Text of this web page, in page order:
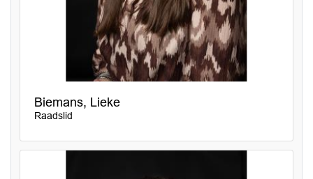
Biemans, Lieke
Raadslid